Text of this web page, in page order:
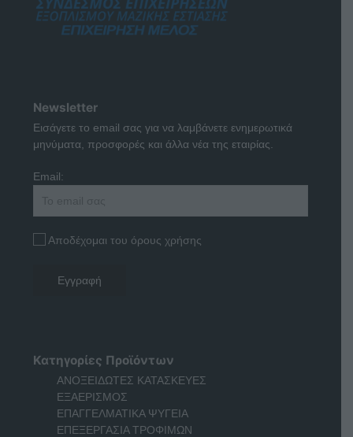
Newsletter
Εισάγετε το email σας για να λαμβάνετε ενημερωτικά
μηνύματα, προσφορές και άλλα νέα της εταιρίας.
Email:
Αποδέχομαι του όρους χρήσης
Κατηγορίες Προϊόντων
ΑΝΟΞΕΙΔΩΤΕΣ ΚΑΤΑΣΚΕΥΕΣ
ΕΞΑΕΡΙΣΜΟΣ
ΕΠΑΓΓΕΛΜΑΤΙΚΑ ΨΥΓΕΙΑ
ΕΠΕΞΕΡΓΑΣΙΑ ΤΡΟΦΙΜΩΝ